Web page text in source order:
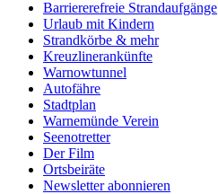
Barriererefreie Strandaufgänge
Urlaub mit Kindern
Strandkörbe & mehr
Kreuzlinerankünfte
Warnowtunnel
Autofähre
Stadtplan
Warnemünde Verein
Seenotretter
Der Film
Ortsbeiräte
Newsletter abonnieren